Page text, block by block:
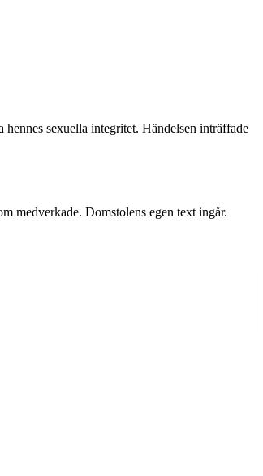
sexuella integritet. Händelsen inträffade
medverkade. Domstolens egen text ingår.